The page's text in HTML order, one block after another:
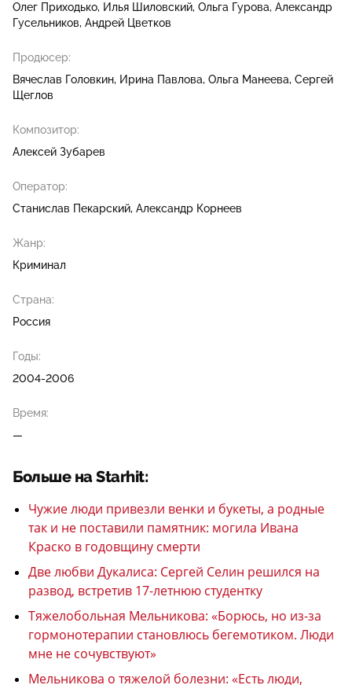
Олег Приходько Илья Шиловский Ольга Гурова Александр
Гусельников Андрей Цветков
Продюсер:
Вячеслав Головкин Ирина Павлова Ольга Манеева Сергей
Щеглов
Композитор:
Алексей Зубарев
Оператор:
Станислав Пекарский Александр Корнеев
Жанр:
Криминал
Страна:
Россия
Годы:
2004-2006
Время:
—
Больше на Starhit:
Чужие люди привезли венки и букеты, а родные
так и не поставили памятник: могила Ивана
Краско в годовщину смерти
Две любви Дукалиса: Сергей Селин решился на
развод, встретив 17-летнюю студентку
Тяжелобольная Мельникова: «Борюсь, но из-за
гормонотерапии становлюсь бегемотиком. Люди
мне не сочувствуют»
Мельникова о тяжелой болезни: «Есть люди,